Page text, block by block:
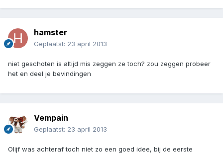
hamster
Geplaatst: 23 april 2013
niet geschoten is altijd mis zeggen ze toch? zou zeggen probeer
het en deel je bevindingen
Vempain
Geplaatst: 23 april 2013
Olijf was achteraf toch niet zo een goed idee, bij de eerste